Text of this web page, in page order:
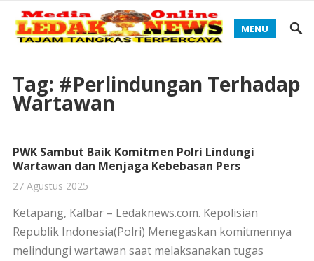
MENU
Tag: #Perlindungan Terhadap
Wartawan
PWK Sambut Baik Komitmen Polri Lindungi
Wartawan dan Menjaga Kebebasan Pers
27 Agustus 2025
Ketapang, Kalbar – Ledaknews.com. Kepolisian
Republik Indonesia(Polri) Menegaskan komitmennya
melindungi wartawan saat melaksanakan tugas